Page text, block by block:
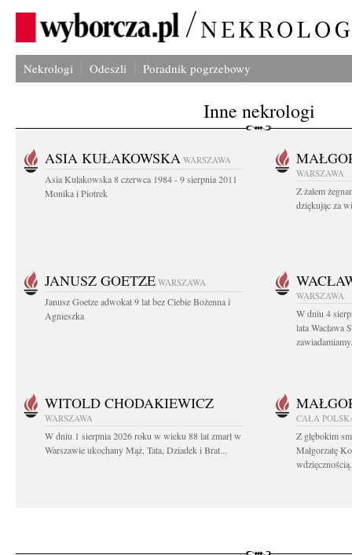
Nekrologi Odeszli Poradnik pogrzebowy
Inne nekrologi
ASIA KUŁAKOWSKA WARSZAWA
Asia Kułakowska 8 czerwca 1984 - 9 sierpnia 2011
Monika i Piotrek
WARSZAWA
Z żalem
dziękując za
JANUSZ GOETZE WARSZAWA
Janusz Goetze adwokat 9 lat bez Ciebie Bożenna i
Agnieszka
WARSZAWA
W dniu 4
lata Wacława
WITOLD CHODAKIEWICZ
WARSZAWA
W dniu 1 sierpnia 2026 roku w wieku 88 lat zmarł w
Warszawie ukochany Mąż, Tata, Dziadek i Brat...
CAŁA
Z głębokim
Małgorzatę